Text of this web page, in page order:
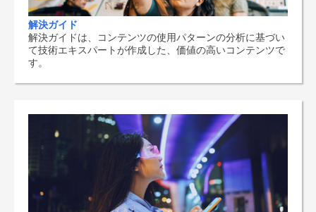
解決ガイド
解決ガイドは、コンテンツの使用パターンの分析に基づい
て技術エキスパートが作成した、価値の高いコンテンツで
す。